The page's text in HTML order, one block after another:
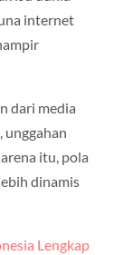
internet
dari media
itu, pola
dinamis
Lengkap